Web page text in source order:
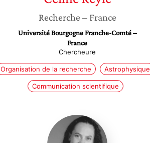
Recherche – France
Université Bourgogne Franche-Comté –
France
Chercheure
Organisation de la recherche Astrophysique
Communication scientifique
Dominique
Thaly